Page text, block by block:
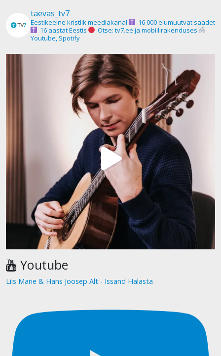
taevas_tv7
Eestikeelne kristlik meediakanal
16 000 elumuutvat saadet
16 aastat Eestis
Otse: tv7.ee ja mobiilirakenduses
Youtube, Spotify
Youtube
Liis Marie & Hans Joosep Alt - Issand Halasta